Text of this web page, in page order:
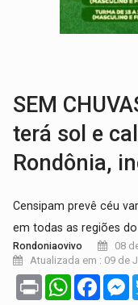
SEM
terá sol e
Rondônia,
Censipam prevê céu
em todas as regiões
Rondoniaovivo
08
Atualizada em : 09 de
Print WhatsApp